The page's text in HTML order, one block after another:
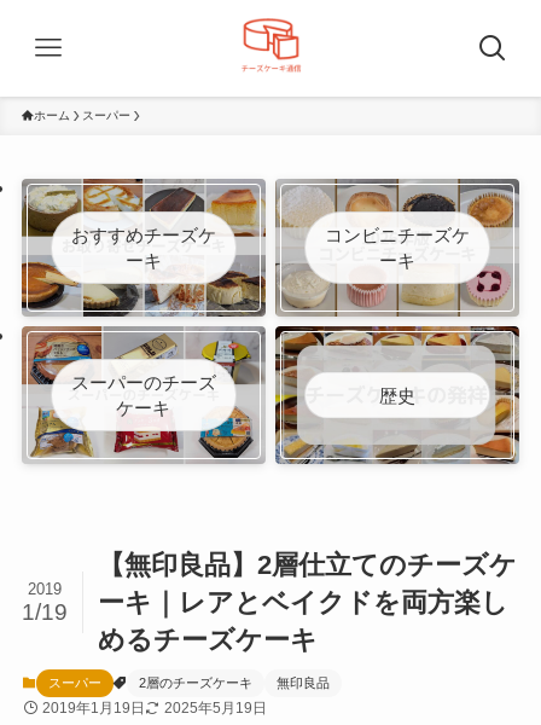
ホーム スーパー
おすすめチーズケ
ーキ
コンビニチーズケ
ーキ
スーパーのチーズ
ケーキ
歴史
【無印良品】2層仕立てのチーズケ
ーキ｜レアとベイクドを両方楽し
めるチーズケーキ
2019
1/19
スーパー 2層のチーズケーキ 無印良品
2019年1月19日 2025年5月19日